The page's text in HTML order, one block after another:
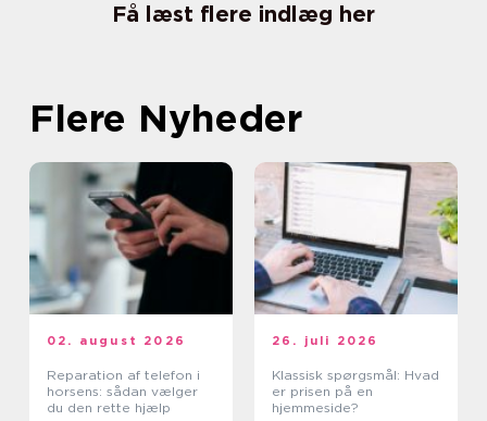
Få læst flere indlæg her
Flere Nyheder
02. august 2026
Reparation af telefon i
horsens: sådan vælger
du den rette hjælp
26. juli 2026
Klassisk spørgsmål: Hvad
er prisen på en
hjemmeside?